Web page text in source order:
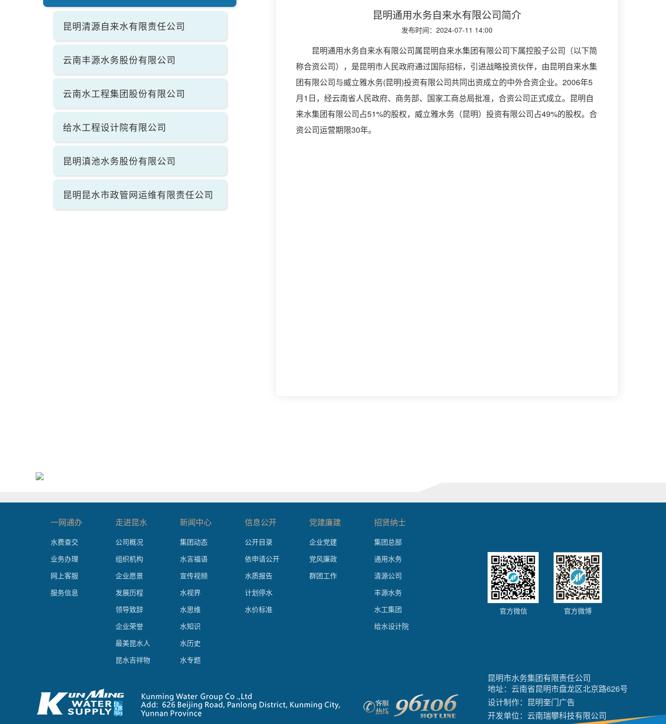
昆明清源自来水有限责任公司
云南丰源水务股份有限公司
云南水工程集团股份有限公司
给水工程设计院有限公司
昆明滇池水务股份有限公司
昆明昆水市政管网运维有限责任公司
昆明通用水务自来水有限公司简介
发布时间：2024-07-11 14:00
昆明通用水务自来水有限公司属昆明自来水集团有限公司下属控股子公司（以下简
称合资公司），是昆明市人民政府通过国际招标，引进战略投资伙伴，由昆明自来水集
团有限公司与威立雅水务(昆明)投资有限公司共同出资成立的中外合资企业。2006年5
月1日，经云南省人民政府、商务部、国家工商总局批准，合资公司正式成立。昆明自
来水集团有限公司占51%的股权，威立雅水务（昆明）投资有限公司占49%的股权。合
资公司运营期限30年。
一网通办
水费查交
业务办理
网上客服
服务信息
走进昆水
公司概况
组织机构
企业愿景
发展历程
领导致辞
企业荣誉
最美昆水人
昆水吉祥物
新闻中心
集团动态
水言福语
宣传视频
水视界
水思维
水知识
水历史
水专题
信息公开
公开目录
依申请公开
水质报告
计划停水
水价标准
党建廉建
企业党建
党风廉政
群团工作
招贤纳士
集团总部
通用水务
清源公司
丰源水务
水工集团
给水设计院
官方微信 官方微博
昆明市水务集团有限责任公司
地址：云南省昆明市盘龙区北京路626号
设计制作： 昆明奎门广告
开发单位： 云南瑞攀科技有限公司